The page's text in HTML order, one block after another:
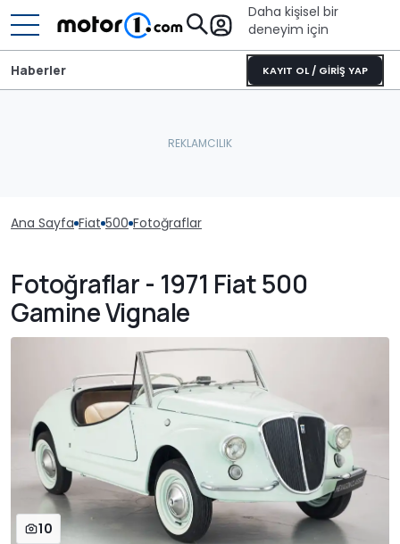
Daha kişisel bir
deneyim için
KAYIT OL / GİRİŞ YAP
Haberler
Ana Sayfa Fiat 500 Fotoğraflar
Fotoğraflar - 1971 Fiat 500
Gamine Vignale
10